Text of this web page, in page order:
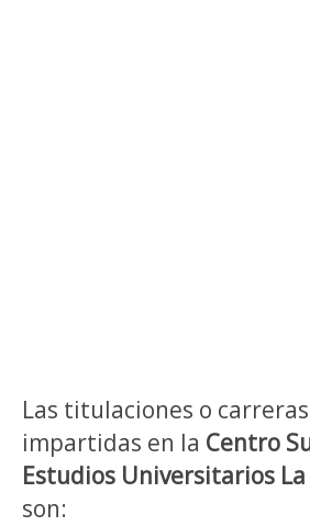
Las titulaciones o
impartidas en la Centro
Estudios Universitarios La
son: